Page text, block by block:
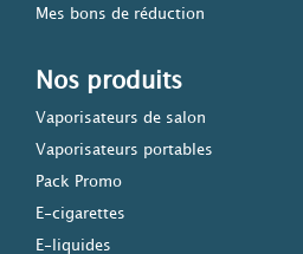
Mes bons de réduction
Nos produits
Vaporisateurs de salon
Vaporisateurs portables
Pack Promo
E-cigarettes
E-liquides